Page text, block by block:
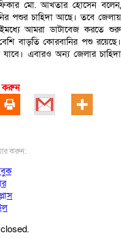
মো. আখতার হোসেন বলেন,
পশুর চাহিদা আছে। তবে জেলায়
আমরা ডাটাবেজ করতে শুরু
বাড়তি কোরবানির পশু রয়েছে।
এবারও অন্য জেলার চাহিদা
করুন
করুন: